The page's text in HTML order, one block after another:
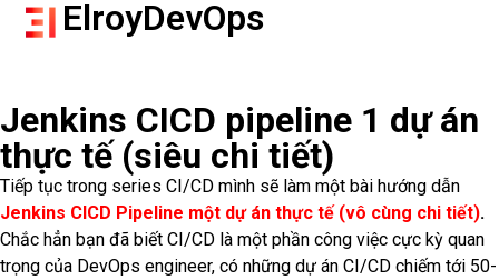
ElroyDevOps
Jenkins CICD pipeline 1 dự án
thực tế (siêu chi tiết)
Tiếp tục trong series CI/CD mình sẽ làm một bài hướng dẫn
Jenkins CICD Pipeline một dự án thực tế (vô cùng chi tiết).
Chắc hẳn bạn đã biết CI/CD là một phần công việc cực kỳ quan
trọng của DevOps engineer, có những dự án CI/CD chiếm tới 50-